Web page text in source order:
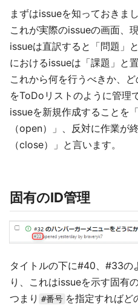
まずはissueを知っておきまし
これが実際のissueの画面、
issueは直訳すると「問題」
におけるissueは「課題」と
これから何を行うべきか、
をToDoリストのように管理
issueを新規作成することを
（open）」、反対に作業が
（close）」と言います。
固有のID管理
タイトルの下に#40、#33の
り、これはissueを示す固有の
つまり #番号 を指定すればど